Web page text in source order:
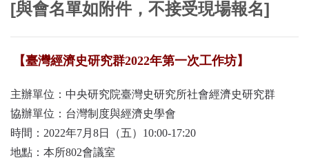
研
究
首
頁
[與會名單如附件，不接受現場報名]
【臺灣經濟史研究群2022年第一次工作坊】
主辦單位：中央研究院臺灣史研究所社會經濟史研究群
協辦單位：台灣制度與經濟史學會
時間： 2022年7月 8日 （五） 10:00-17:20
地點：本所802會議室